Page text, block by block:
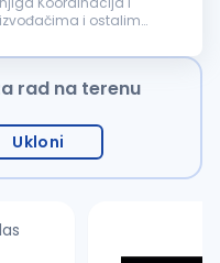
i ostalim
rad na terenu
Ukloni